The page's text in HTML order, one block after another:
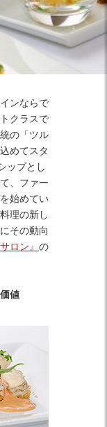
ンならで
クラスで
の「ツル
めてスタ
ップとし
、ファー
始めてい
理の新し
その動向
サロン』 の
値